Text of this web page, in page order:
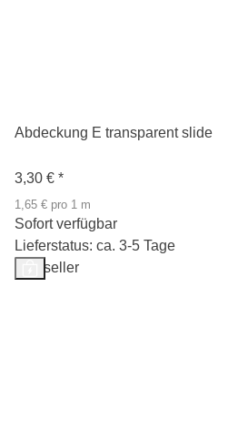
Abdeckung E transparent slide
3,30 € *
1,65 € pro 1 m
Sofort verfügbar
Lieferstatus: ca. 3-5 Tage
Bestseller